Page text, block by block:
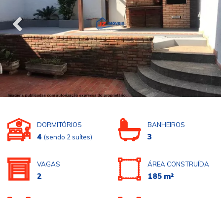
DORMITÓRIOS
4 (sendo 2 suítes)
BANHEIROS
3
VAGAS
2
ÁREA CONSTRUÍDA
185 m²